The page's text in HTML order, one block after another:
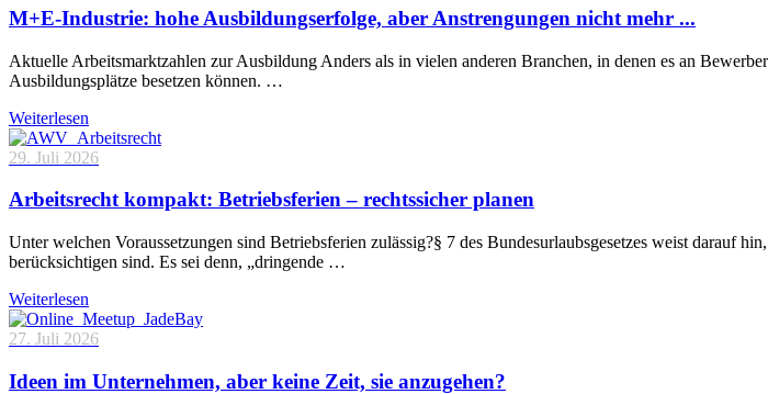
M+E-Industrie: hohe Ausbildungserfolge, aber Anstrengungen nicht mehr ...
Aktuelle Arbeitsmarktzahlen zur Ausbildung Anders als in vielen anderen Branchen, in denen es an
Ausbildungsplätze besetzen können. …
Weiterlesen
29. Juli 2026
Arbeitsrecht kompakt: Betriebsferien – rechtssicher planen
Unter welchen Voraussetzungen sind Betriebsferien zulässig?§ 7 des Bundesurlaubsgesetzes weist darauf
berücksichtigen sind. Es sei denn, „dringende …
Weiterlesen
27. Juli 2026
Ideen im Unternehmen, aber keine Zeit, sie anzugehen?